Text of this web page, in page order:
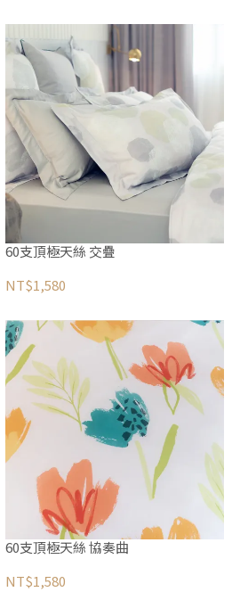
60支頂極天絲 交疊
NT$1,580
60支頂極天絲 協奏曲
NT$1,580